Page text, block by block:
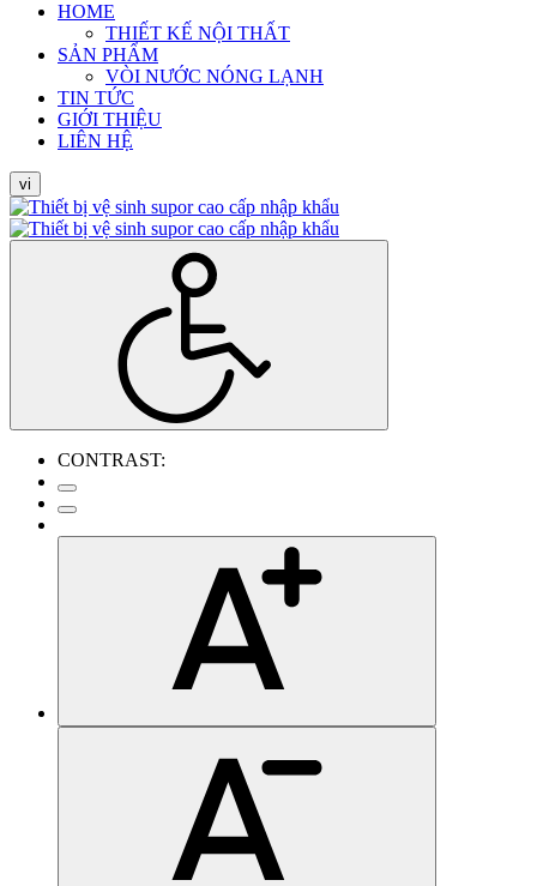
HOME
THIẾT KẾ NỘI THẤT
SẢN PHẨM
VÒI NƯỚC NÓNG LẠNH
TIN TỨC
GIỚI THIỆU
LIÊN HỆ
vi
CONTRAST: